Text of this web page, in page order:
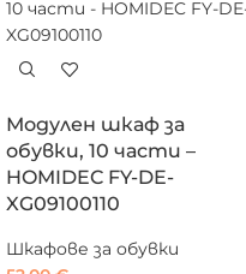
Модулен шкаф за
обувки, 10 части –
HOMIDEC FY-DE-
XG09100110
Шкафове за обувки